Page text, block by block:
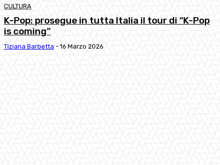
CULTURA
K-Pop: prosegue in tutta Italia il tour di “K-Pop
is coming”
Tiziana Barbetta - 16 Marzo 2026